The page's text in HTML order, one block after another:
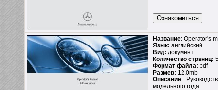
Название: Operator's
Язык: английский
Вид: документ
Количество страниц:
Формат файла: pdf
Размер: 12.0mb
Описание:
модельного года.